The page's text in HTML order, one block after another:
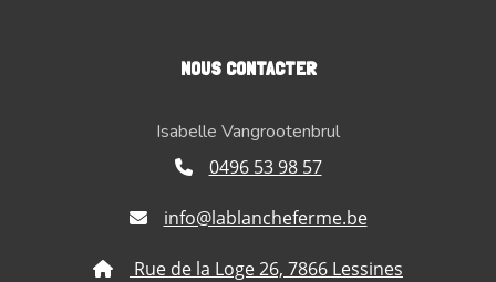
NOUS CONTACTER
Isabelle Vangrootenbrul
0496 53 98 57
info@lablancheferme.be
Rue de la Loge 26, 7866 Lessines